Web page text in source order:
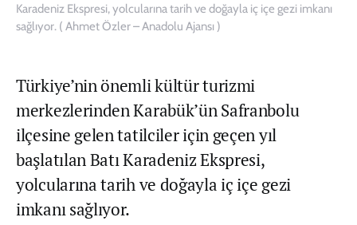
Karadeniz Ekspresi, yolcularına tarih ve doğayla iç içe gezi imkanı
sağlıyor. ( Ahmet Özler – Anadolu Ajansı )
Türkiye’nin önemli kültür turizmi
merkezlerinden Karabük’ün Safranbolu
ilçesine gelen tatilciler için geçen yıl
başlatılan Batı Karadeniz Ekspresi,
yolcularına tarih ve doğayla iç içe gezi
imkanı sağlıyor.